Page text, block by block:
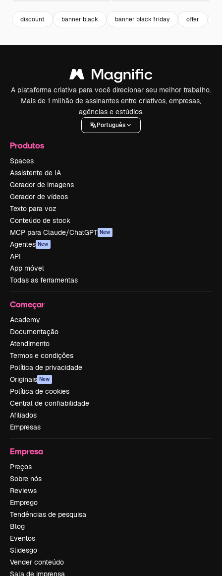
discount banner black banner black friday offer
A plataforma criativa para você direcionar seu melhor trabalho.
Mais de 1 milhão de assinantes entre criativos, empresas,
agências e estúdios.
Português
Produtos
Spaces
Assistente de IA
Gerador de imagens
Gerador de vídeos
Texto para voz
Conteúdo de stock
MCP para Claude/ChatGPT New
Agentes New
API
App móvel
Todas as ferramentas
Começar
Academy
Documentação
Atendimento
Termos e condições
Política de privacidade
Originais New
Política de cookies
Central de confiabilidade
Afiliados
Empresas
Empresa
Preços
Sobre nós
Reviews
Emprego
Tendências de pesquisa
Blog
Eventos
Slidesgo
Vender conteúdo
Sala de imprensa